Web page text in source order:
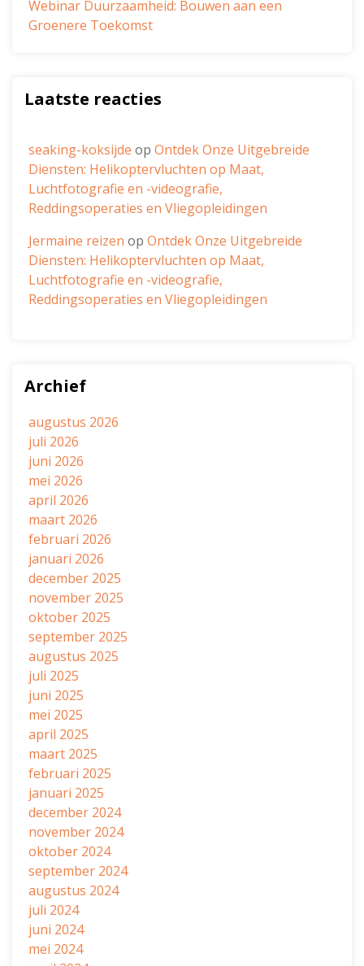
Webinar Duurzaamheid: Bouwen aan een
Groenere Toekomst
Laatste reacties
seaking-koksijde op Ontdek Onze Uitgebreide
Diensten: Helikoptervluchten op Maat,
Luchtfotografie en -videografie,
Reddingsoperaties en Vliegopleidingen
Jermaine reizen op Ontdek Onze Uitgebreide
Diensten: Helikoptervluchten op Maat,
Luchtfotografie en -videografie,
Reddingsoperaties en Vliegopleidingen
Archief
augustus 2026
juli 2026
juni 2026
mei 2026
april 2026
maart 2026
februari 2026
januari 2026
december 2025
november 2025
oktober 2025
september 2025
augustus 2025
juli 2025
juni 2025
mei 2025
april 2025
maart 2025
februari 2025
januari 2025
december 2024
november 2024
oktober 2024
september 2024
augustus 2024
juli 2024
juni 2024
mei 2024